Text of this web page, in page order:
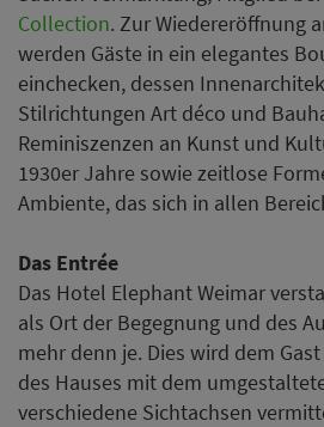
Collection. Zur Wiedereröffnung
werden Gäste in ein elegantes
einchecken, dessen
Stilrichtungen Art déco und
Reminiszenzen an Kunst und
1930er Jahre sowie zeitlose
Ambiente, das sich in allen
Das Entrée
Das Hotel Elephant Weimar
als Ort der Begegnung und des
mehr denn je. Dies wird dem
des Hauses mit dem
verschiedene Sichtachsen